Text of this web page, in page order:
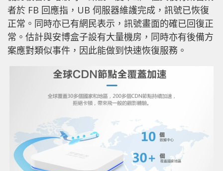
者於 FB 回應指，UB 伺服器維護完成，訊號已恢復
正常。同時亦已有網民表示，訊號畫面的確已回復正
常。估計與安博盒子設有大量機房，同時亦有後備方
案應對類似事件，因此能做到快速恢復服務。